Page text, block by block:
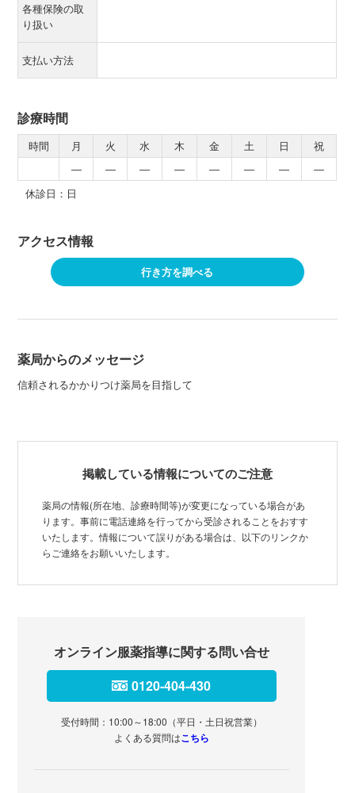
各種保険の取
り扱い
支払い方法
診療時間
時間 月 火 水 木 金 土 日
祝
―
― ― ― ― ― ―
―
休診日：日
アクセス情報
行き方を調べる
薬局からのメッセージ
信頼されるかかりつけ薬局を目指して
掲載している情報についてのご注意
薬局の情報(所在地、診療時間等)が変更になっている場合があ
ります。事前に電話連絡を行ってから受診されることをおすす
いたします。情報について誤りがある場合は、以下のリンクか
らご連絡をお願いいたします。
オンライン服薬指導に関する問い合せ
0120-404-430
受付時間：10:00～18:00（平日・土日祝営業）
よくある質問はこちら